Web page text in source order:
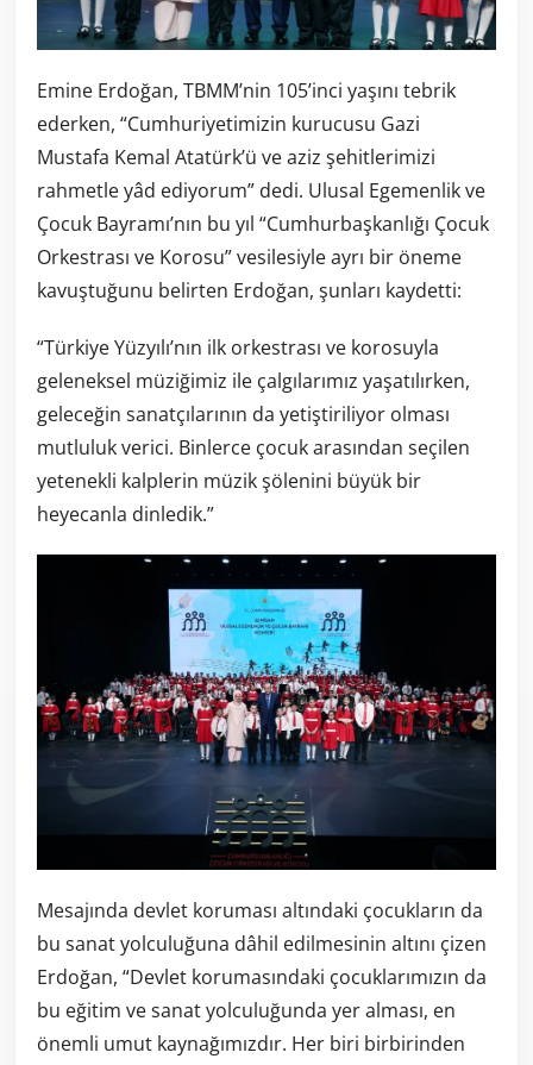
Emine Erdoğan, TBMM’nin 105’inci yaşını tebrik
ederken, “Cumhuriyetimizin kurucusu Gazi
Mustafa Kemal Atatürk’ü ve aziz şehitlerimizi
rahmetle yâd ediyorum” dedi. Ulusal Egemenlik ve
Çocuk Bayramı’nın bu yıl “Cumhurbaşkanlığı Çocuk
Orkestrası ve Korosu” vesilesiyle ayrı bir öneme
kavuştuğunu belirten Erdoğan, şunları kaydetti:
“Türkiye Yüzyılı’nın ilk orkestrası ve korosuyla
geleneksel müziğimiz ile çalgılarımız yaşatılırken,
geleceğin sanatçılarının da yetiştiriliyor olması
mutluluk verici. Binlerce çocuk arasından seçilen
yetenekli kalplerin müzik şölenini büyük bir
heyecanla dinledik.”
Mesajında devlet koruması altındaki çocukların da
bu sanat yolculuğuna dâhil edilmesinin altını çizen
Erdoğan, “Devlet korumasındaki çocuklarımızın da
bu eğitim ve sanat yolculuğunda yer alması, en
önemli umut kaynağımızdır. Her biri birbirinden